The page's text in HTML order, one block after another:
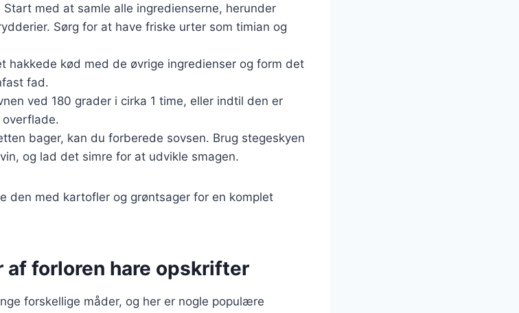
Start med at samle alle ingredienserne, herunder
Sørg for at have friske urter som timian og
hakkede kød med de øvrige ingredienser og form det
fad.
ved 180 grader i cirka 1 time, eller indtil den er
overflade.
bager, kan du forberede sovsen. Brug stegeskyen
og lad det simre for at udvikle smagen.
den med kartofler og grøntsager for en komplet
forloren hare opskrifter
forskellige måder, og her er nogle populære